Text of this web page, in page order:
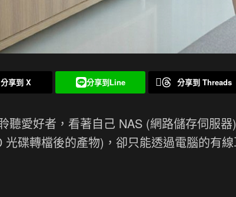
分享到 X 分享到Line 分享到 Threads
聽愛好者，看著自己 NAS (網路儲存伺服
碟轉檔後的產物)，卻只能透過電腦的有